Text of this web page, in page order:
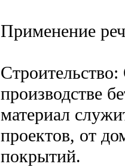
Применение
производстве
материал
проектов, от
покрытий.